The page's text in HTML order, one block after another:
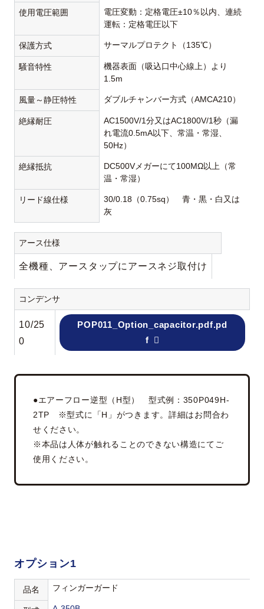
使用電圧範囲
電圧変動：定格電圧±10％以内、連続
運転：定格電圧以下
保護方式 サーマルプロテクト（135℃）
騒音特性
機器表面（吸込口中心線上）より
1.5m
風量～静圧特性 ダブルチャンバー方式（AMCA210）
絶縁耐圧
AC1500V/1分又はAC1800V/1秒（漏
れ電流0.5mA以下、常温・常湿、
50Hz）
絶縁抵抗
DC500Vメガーにて100MΩ以上（常
温・常湿）
リード線仕様
30/0.18（0.75sq） 青・黒・白又は
灰
アース仕様
全機種、アースタップにアースネジ取付け
コンデンサ
10/25
0
POP011_Option_capacitor.pdf.pd
f
●エアーフロー逆型（H型） 型式例：350P049H-
2TP ※型式に「H」がつきます。詳細はお問合わ
せください。
※本品は人体が触れることのできない構造にてご
使用ください。
オプション1
品名 フィンガーガード